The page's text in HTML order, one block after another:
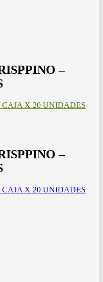
–
CAJA X 20 UNIDADES
–
CAJA X 20 UNIDADES